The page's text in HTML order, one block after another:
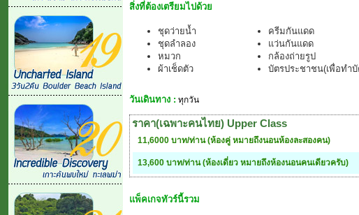
สิ่งที่ต้องเตรียมไปด้วย
ชุดว่ายน้ำ
ชุดลำลอง
หมวก
ผ้าเช็ดตัว
ครีมกันแดด
แว่นกันแดด
กล้องถ่ายรูป
บัตรประชาชน(เพื่อทำ
วันเดินทาง : ทุกวัน
ราคา(เฉพาะคนไทย) Upper Class
11,6000 บาท/ท่าน (ห้องคู่ หมายถึงนอนห้องละสองคน)
13,600 บาท/ท่าน (ห้องเดี่ยว หมายถึงห้องนอนคนเดียวครับ)
แพ็คเกจทัวร์นี้รวม